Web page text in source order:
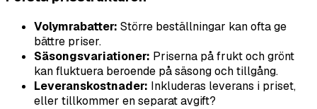
Volymrabatter: Större beställningar kan ofta ge
bättre priser.
Säsongsvariationer: Priserna på frukt och grönt
kan fluktuera beroende på säsong och tillgång.
Leveranskostnader: Inkluderas leverans i priset,
eller tillkommer en separat avgift?